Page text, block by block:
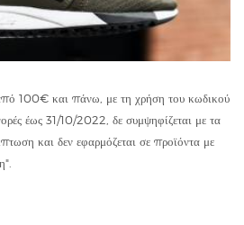
100€ και πάνω, με τη χρήση του κωδικού
έως 31/10/2022, δε συμψηφίζεται με τα
και δεν εφαρμόζεται σε προϊόντα με